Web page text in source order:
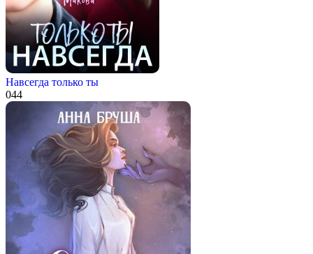
Навсегда только ты
044